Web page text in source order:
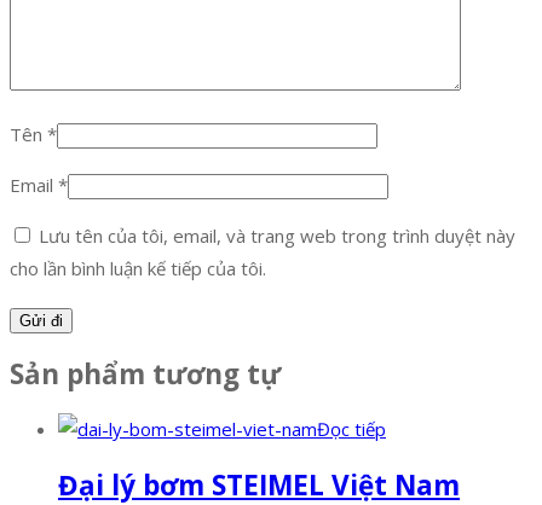
Tên *
Email *
Lưu tên của tôi, email, và trang web trong trình duyệt này
cho lần bình luận kế tiếp của tôi.
Sản phẩm tương tự
Đọc tiếp
Đại lý bơm STEIMEL Việt Nam